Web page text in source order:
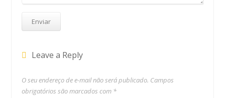
Leave a Reply
O seu endereço de e-mail não será publicado. Campos
obrigatórios são marcados com *